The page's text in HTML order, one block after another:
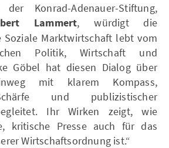
Konrad-Adenauer-Stiftung,
Lammert, würdigt die
Soziale Marktwirtschaft lebt vom
Politik, Wirtschaft und
Göbel hat diesen Dialog über
mit klarem Kompass,
und publizistischer
Ihr Wirken zeigt, wie
kritische Presse auch für das
Wirtschaftsordnung ist.“